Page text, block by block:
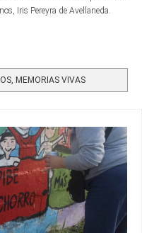
Iris Pereyra de Avellaneda.
MEMORIAS VIVAS